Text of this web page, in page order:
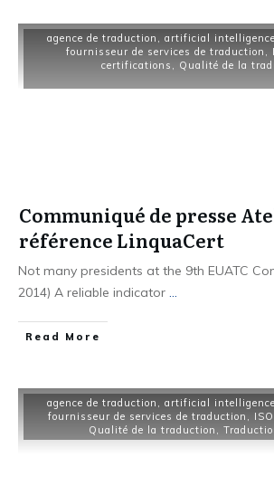
agence de traduction , artificial intelligence
fournisseur de services de traduction ,
certifications , Qualité de la
Communiqué de presse
référence LinquaCert
Not many presidents at the 9th EUATC
2014) A reliable indicator ...
Read More
agence de traduction , artificial intelligence
fournisseur de services de traduction , ISO
Qualité de la traduction ,